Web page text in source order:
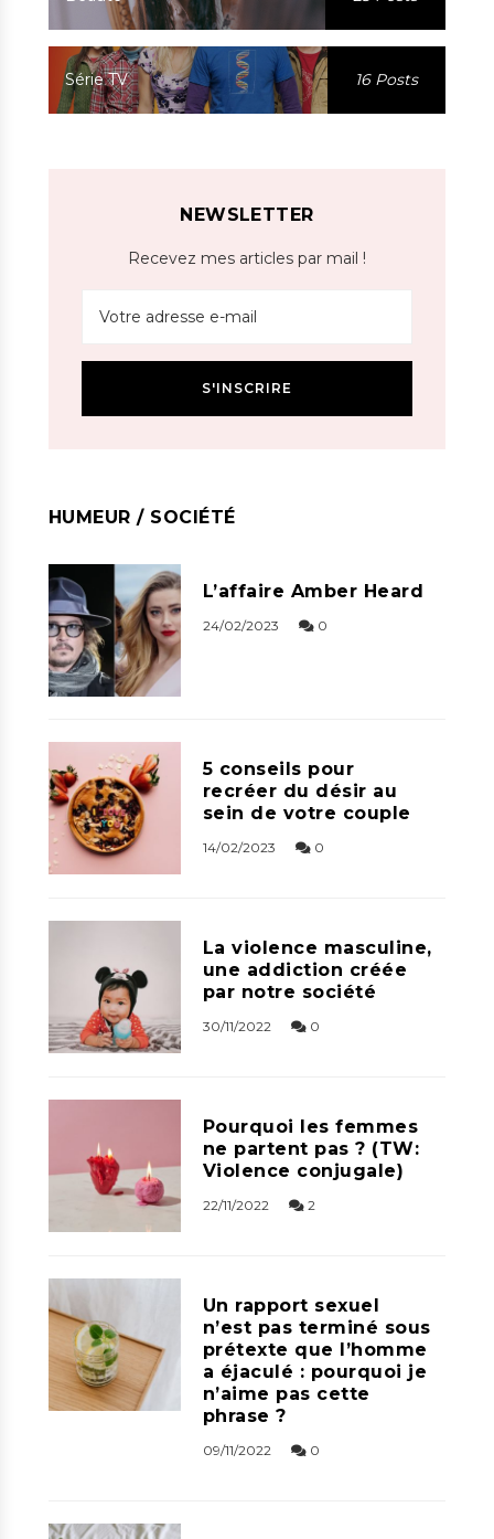
Série TV 16 Posts
NEWSLETTER
Recevez mes articles par mail !
HUMEUR / SOCIÉTÉ
L’affaire Amber Heard
24/02/2023 0
5 conseils pour
recréer du désir au
sein de votre couple
14/02/2023 0
La violence masculine,
une addiction créée
par notre société
30/11/2022 0
Pourquoi les femmes
ne partent pas ? (TW:
Violence conjugale)
22/11/2022 2
Un rapport sexuel
n’est pas terminé sous
prétexte que l’homme
a éjaculé : pourquoi je
n’aime pas cette
phrase ?
09/11/2022 0